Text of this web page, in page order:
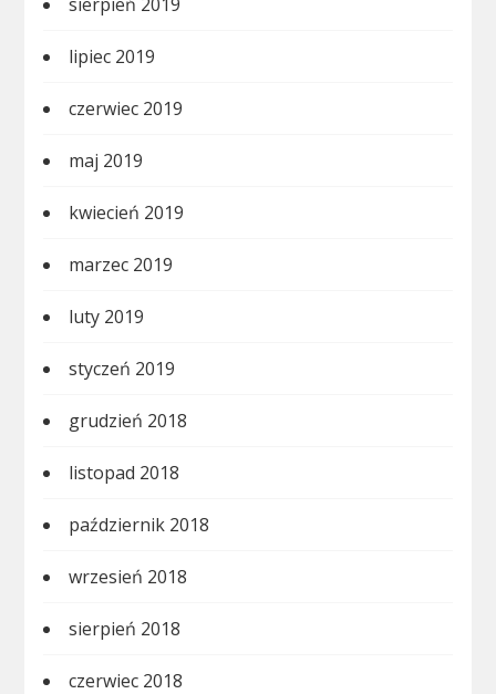
lipiec 2019
czerwiec 2019
maj 2019
kwiecień 2019
marzec 2019
luty 2019
styczeń 2019
grudzień 2018
listopad 2018
październik 2018
wrzesień 2018
sierpień 2018
czerwiec 2018